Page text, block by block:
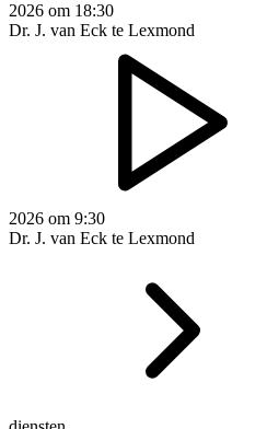
2026 om 18:30
Dr. J. van Eck te Lexmond
2026 om 9:30
Dr. J. van Eck te Lexmond